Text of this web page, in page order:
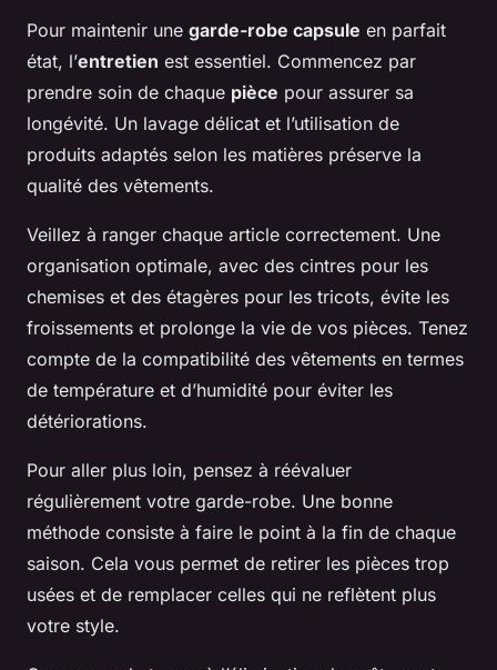
Pour maintenir une garde-robe capsule en parfait
état, l’entretien est essentiel. Commencez par
prendre soin de chaque pièce pour assurer sa
longévité. Un lavage délicat et l’utilisation de
produits adaptés selon les matières préserve la
qualité des vêtements.
Veillez à ranger chaque article correctement. Une
organisation optimale, avec des cintres pour les
chemises et des étagères pour les tricots, évite les
froissements et prolonge la vie de vos pièces. Tenez
compte de la compatibilité des vêtements en termes
de température et d’humidité pour éviter les
détériorations.
Pour aller plus loin, pensez à réévaluer
régulièrement votre garde-robe. Une bonne
méthode consiste à faire le point à la fin de chaque
saison. Cela vous permet de retirer les pièces trop
usées et de remplacer celles qui ne reflètent plus
votre style.